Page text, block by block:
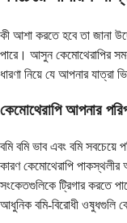
কী আশা করতে হবে তা জানা
পারে। আসুন কেমোথেরাপির
ধারণা নিয়ে যে আপনার যাত্রা
কেমোথেরাপি আপনার
বমি বমি ভাব এবং বমি সবচেয়ে
কারণ কেমোথেরাপি
সংকেতগুলিকে ট্রিগার করতে
আধুনিক বমি-বিরোধী ওষুধগুলি